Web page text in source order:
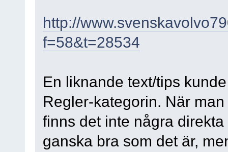
http://
f=58&t=28534
En liknande text/tips
Regler-kategorin. När
finns det inte några
ganska bra som det är,